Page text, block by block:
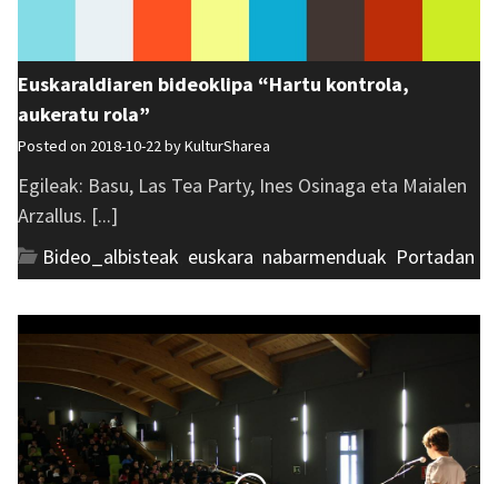
Euskaraldiaren bideoklipa “Hartu kontrola,
aukeratu rola”
Posted on 2018-10-22 byKulturSharea
Egileak: Basu, Las Tea Party, Ines Osinaga eta Maialen
Arzallus. [...]
Bideo_albisteak euskara nabarmenduak Portadan